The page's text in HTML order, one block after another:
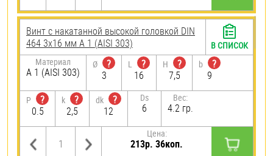
Винт с накатанной высокой головкой DIN
464 3х16 мм А 1 (AISI 303)
Материал
А 1 (AISI 303)
Ø
?
3
L
?
16
H
?
7,5
b
?
9
P
?
0.5
k
?
2,5
dk
?
12
Ds
6
Вес:
4.2 гр.
Цена:
213р. 36коп.
В СПИСОК